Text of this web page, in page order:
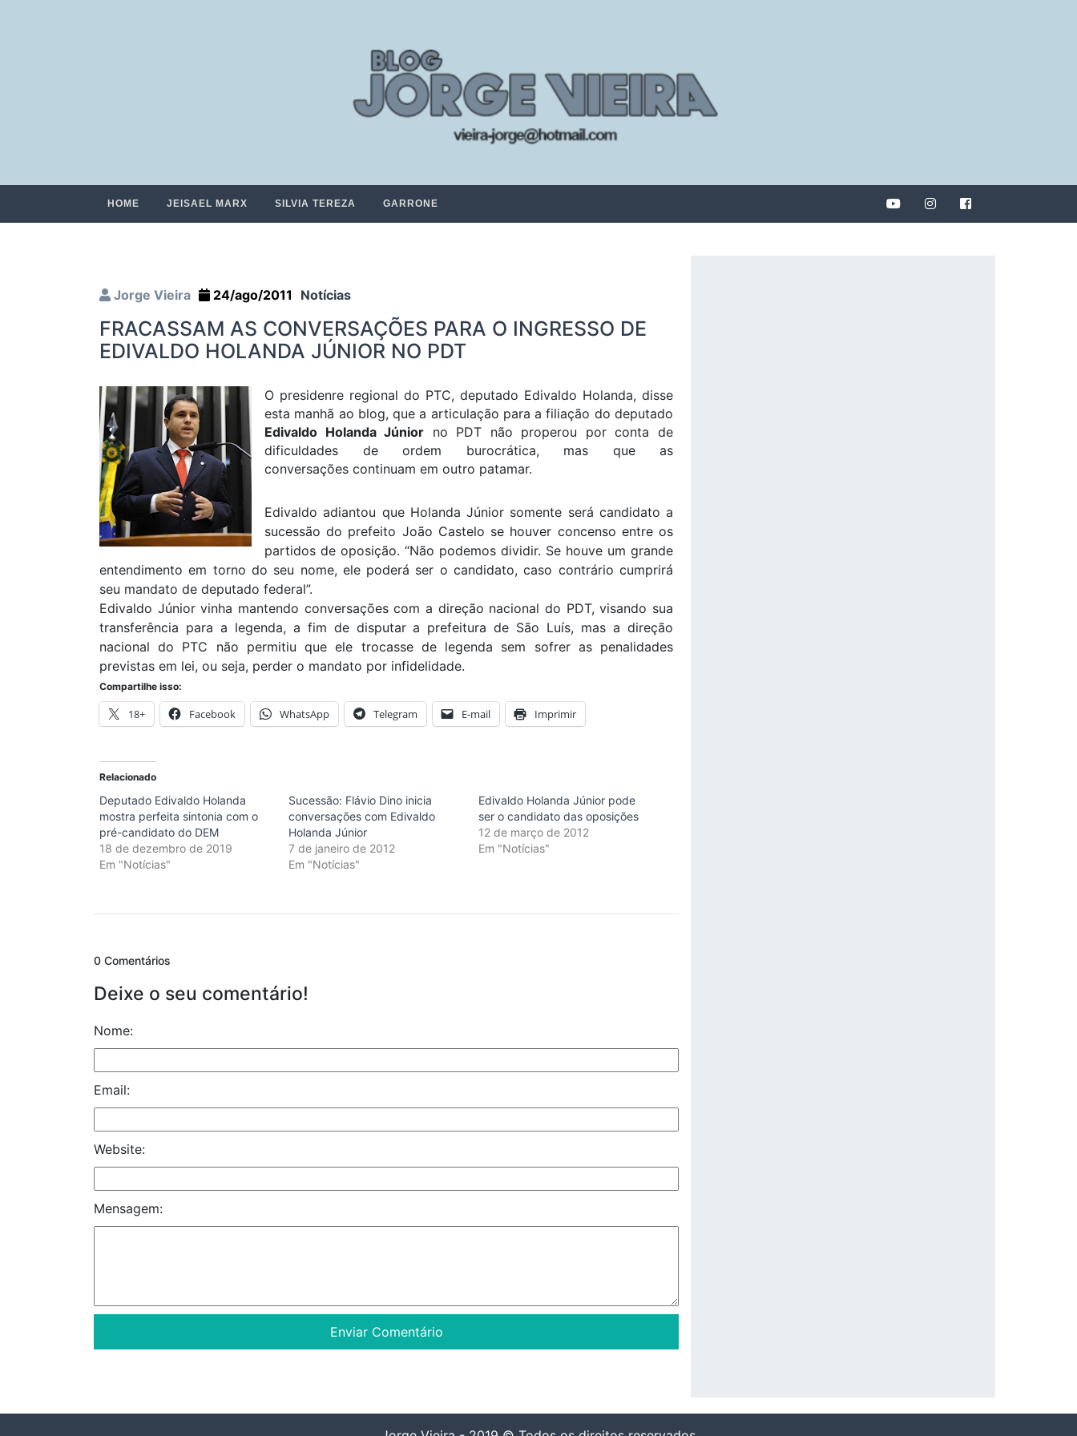
HOME JEISAEL MARX SILVIA TEREZA GARRONE
Jorge Vieira 24/ago/2011 Notícias
FRACASSAM AS CONVERSAÇÕES PARA O INGRESSO DE
EDIVALDO HOLANDA JÚNIOR NO PDT
O presidenre regional do PTC, deputado Edivaldo Holanda, disse
esta manhã ao blog, que a articulação para a filiação do deputado
Edivaldo Holanda Júnior no PDT não properou por conta de
dificuldades de ordem burocrática, mas que as
conversações continuam em outro patamar.
Edivaldo adiantou que Holanda Júnior somente será candidato a
sucessão do prefeito João Castelo se houver concenso entre os
partidos de oposição. “Não podemos dividir. Se houve um grande
entendimento em torno do seu nome, ele poderá ser o candidato, caso contrário cumprirá
seu mandato de deputado federal”.
Edivaldo Júnior vinha mantendo conversações com a direção nacional do PDT, visando sua
transferência para a legenda, a fim de disputar a prefeitura de São Luís, mas a direção
nacional do PTC não permitiu que ele trocasse de legenda sem sofrer as penalidades
previstas em lei, ou seja, perder o mandato por infidelidade.
Compartilhe isso:
18+ Facebook WhatsApp Telegram E-mail Imprimir
Relacionado
Deputado Edivaldo Holanda
mostra perfeita sintonia com o
pré-candidato do DEM
18 de dezembro de 2019
Em "Notícias"
Sucessão: Flávio Dino inicia
conversações com Edivaldo
Holanda Júnior
7 de janeiro de 2012
Em "Notícias"
Edivaldo Holanda Júnior pode
ser o candidato das oposições
12 de março de 2012
Em "Notícias"
0 Comentários
Deixe o seu comentário!
Nome:
Email:
Website:
Mensagem: